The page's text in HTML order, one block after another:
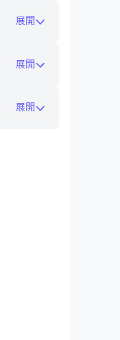
展開
展開
展開